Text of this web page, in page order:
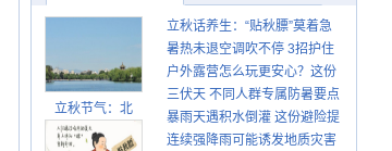
立秋节气：北
立秋话养生：“贴秋膘”莫着急
先清暑再防燥
暑热未退空调吹不停 3招护住
肩颈不酸痛
户外露营怎么玩更安心？这份
攻略请收好
三伏天 不同人群专属防暑要点
请收好
暴雨天遇积水倒灌 这份避险提
示请收好
连续强降雨可能诱发地质灾害